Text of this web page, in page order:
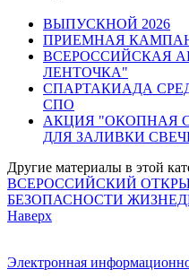
ВЫПУСКНОЙ 2026
ПРИЕМНАЯ
ВСЕРОССИЙСКАЯ
ЛЕНТОЧКА"
СПАРТАКИАДА
СПО
АКЦИЯ "ОКОПНАЯ
ДЛЯ ЗАЛИВКИ
Другие материалы в этой
ВСЕРОССИЙСКИЙ
БЕЗОПАСНОСТИ
Наверх
Электронная